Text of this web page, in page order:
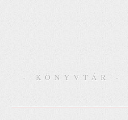
- KÖNYVTÁR -